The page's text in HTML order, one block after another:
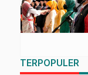
TERPOPULER